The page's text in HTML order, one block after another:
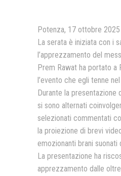
Potenza, 17 ottobre 2025
La serata è iniziata con i
l’apprezzamento del
Prem Rawat ha portato a
l’evento che egli tenne
Durante la presentazione
si sono alternati
selezionati commentati
la proiezione di brevi
emozionanti brani suonati
La presentazione ha
apprezzamento dalle